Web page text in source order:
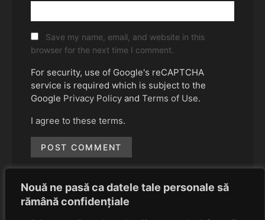
Nouă ne pasă ca datele tale personale să
rămână confidențiale
Save my name, email, and website in this
browser for the next time I comment.
For security, use of Google's reCAPTCHA
service is required which is subject to the
Google Privacy Policy and Terms of Use.
I agree to these terms.